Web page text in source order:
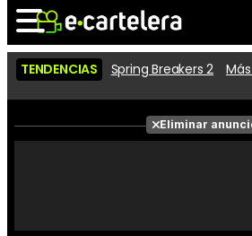
Noticias Cartelera
TENDENCIAS Spring Breakers 2
Eliminar